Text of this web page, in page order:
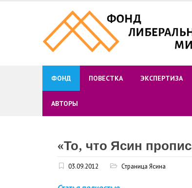
ФОНД ПОВЕСТКА ЭКСПЕРТИЗА
АВТОРЫ
«То, что Ясин
03.09.2012 Страница Ясина